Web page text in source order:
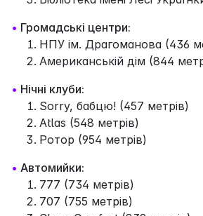
• Громадські центри:
НПУ ім. Драгоманова (436
Американськiй дiм (844
• Нічні клуби:
Sorry, бабцю! (457 метрів)
Atlas (548 метрів)
Ротор (954 метрів)
• Автомийки:
777 (734 метрів)
707 (755 метрів)